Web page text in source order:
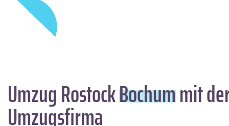
Umzug RostockBochummit
Umzugsfirma